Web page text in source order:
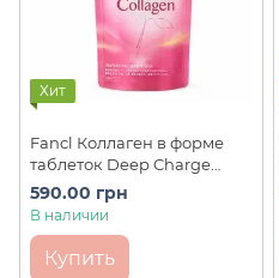
Хит
Fancl Коллаген в форме
таблеток Deep Charge
Collagen 120 шт на 20 дней
590.00 грн
В наличии
Купить